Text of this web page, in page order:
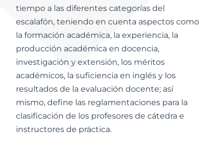
tiempo a las diferentes categorías del
escalafón, teniendo en cuenta aspectos como
la formación académica, la experiencia, la
producción académica en docencia,
investigación y extensión, los méritos
académicos, la suficiencia en inglés y los
resultados de la evaluación docente; así
mismo, define las reglamentaciones para la
clasificación de los profesores de cátedra e
instructores de práctica.